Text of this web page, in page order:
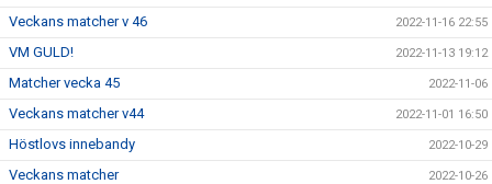
Veckans matcher v 46 2022-11-16 22:55
VM GULD! 2022-11-13 19:12
Matcher vecka 45 2022-11-06
Veckans matcher v44 2022-11-01 16:50
Höstlovs innebandy 2022-10-29
Veckans matcher 2022-10-26